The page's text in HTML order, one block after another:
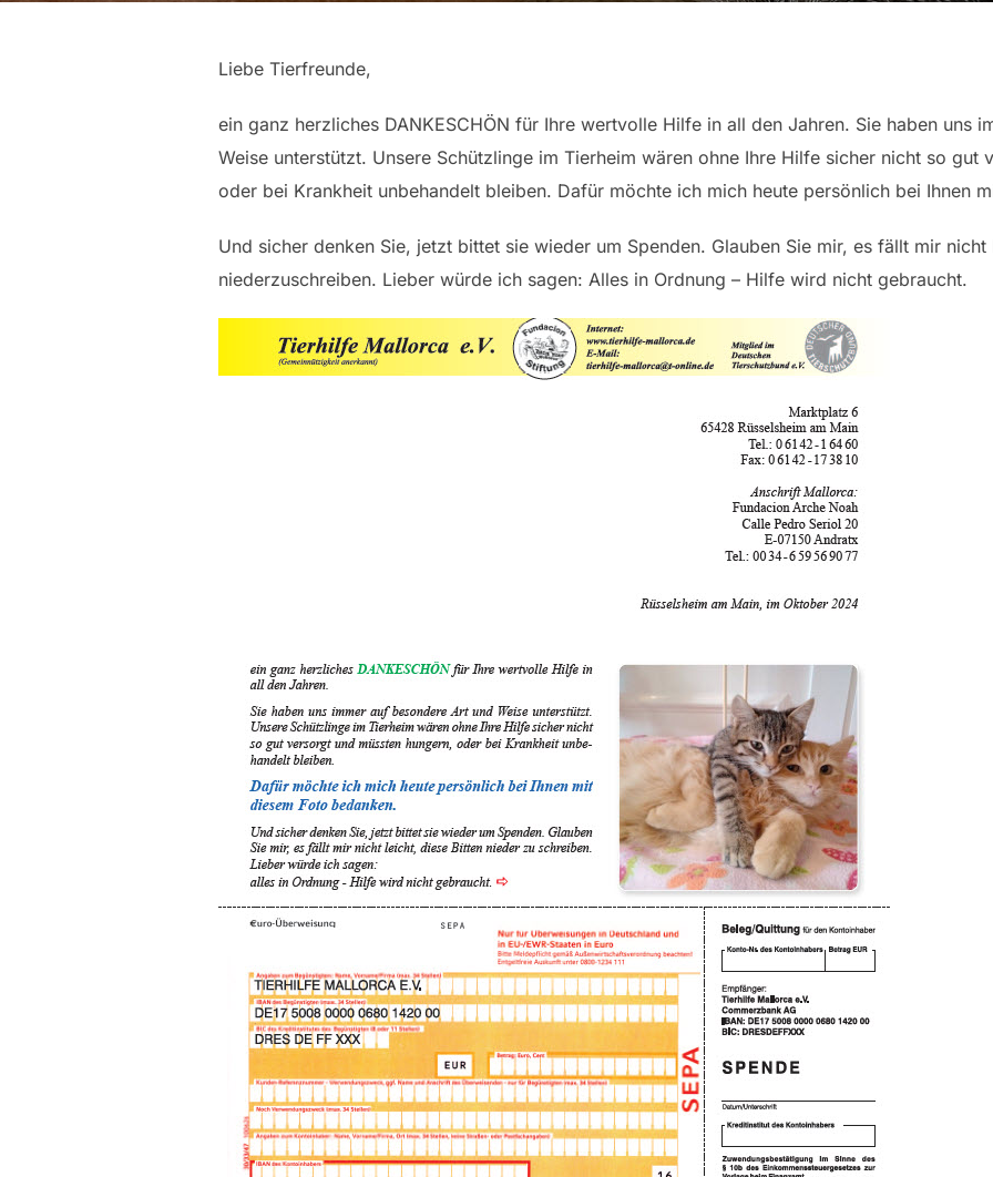
Liebe Tierfreunde,
ein ganz herzliches DANKESCHÖN für Ihre wertvolle Hilfe in all den Jahren. Sie haben uns
Weise unterstützt. Unsere Schützlinge im Tierheim wären ohne Ihre Hilfe sicher nicht so gut
oder bei Krankheit unbehandelt bleiben. Dafür möchte ich mich heute persönlich bei Ihnen
Und sicher denken Sie, jetzt bittet sie wieder um Spenden. Glauben Sie mir, es fällt mir
niederzuschreiben. Lieber würde ich sagen: Alles in Ordnung – Hilfe wird nicht gebraucht.